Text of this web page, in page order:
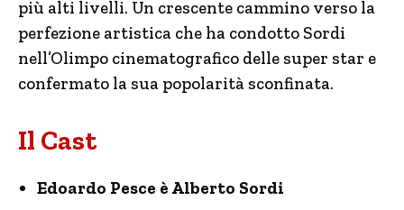
più alti livelli. Un crescente cammino verso la
perfezione artistica che ha condotto Sordi
nell’Olimpo cinematografico delle super star e
confermato la sua popolarità sconfinata.
Il Cast
Edoardo Pesce è Alberto Sordi